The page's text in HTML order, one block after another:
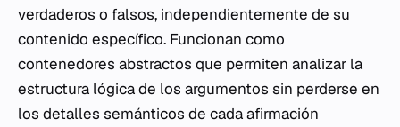
verdaderos o falsos, independientemente de su
contenido específico. Funcionan como
contenedores abstractos que permiten analizar la
estructura lógica de los argumentos sin perderse en
los detalles semánticos de cada afirmación